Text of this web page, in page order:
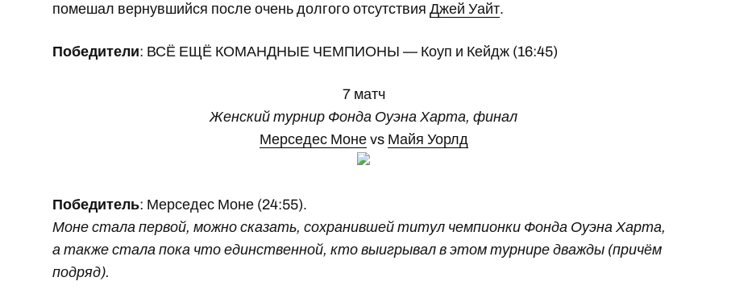
помешал вернувшийся после очень долгого отсутствияДжей Уайт.
Победители: ВСЁ ЕЩЁ КОМАНДНЫЕ ЧЕМПИОНЫ — Коуп и Кейдж (16:45)
7 матч
Женский турнир Фонда Оуэна Харта, финал
Мерседес Монеvs Майя Уорлд
Победитель: Мерседес Моне (24:55).
Моне стала первой, можно сказать, сохранившей титул чемпионки Фонда Оуэна Харта,
а также стала пока что единственной, кто выигрывал в этом турнире дважды (причём
подряд).